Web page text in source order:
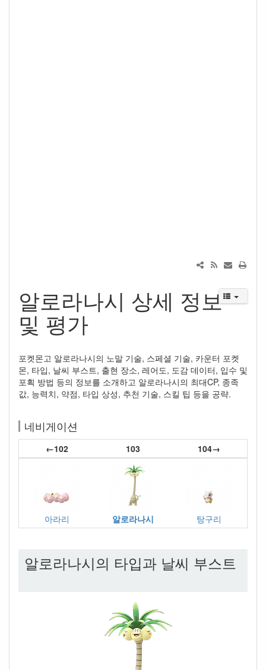
알로라나시 상세 정보
및 평가
포켓몬고 알로라나시의 노말 기술, 스페셜 기술, 카운터 포켓
몬, 타입, 날씨 부스트, 출현 장소, 레어도, 도감 데이터, 입수 및
포획 방법 등의 정보를 소개하고 알로라나시의 최대CP, 종족
값, 능력치, 약점, 타입 상성, 추천 기술, 스킬 팁 등을 공략.
네비게이션
←102 103 104→
아라리 알로라나시 탕구리
알로라나시의 타입과 날씨 부스트